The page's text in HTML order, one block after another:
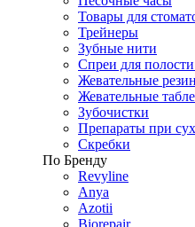
Товары для
Трейнеры
Зубные нити
Спреи для полости
Жевательные
Жевательные
Зубочистки
Препараты при
Скребки
По Бренду
Revyline
Anya
Azotii